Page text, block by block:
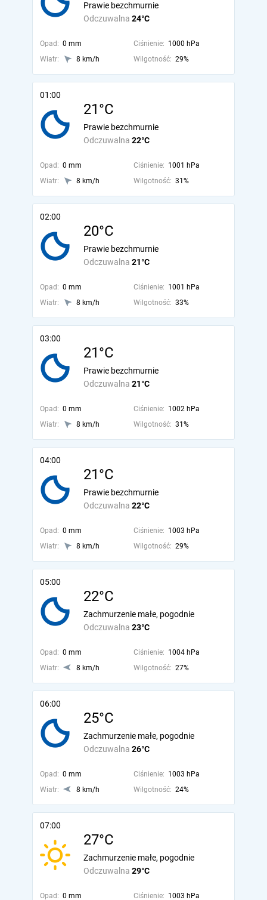
Odczuwalna 24°C
Prawie bezchmurnie
Opad: 0 mm Ciśnienie: 1000 hPa
Wiatr:
8 km/h Wilgotność: 29%
01:00
21°C
Odczuwalna 22°C
Prawie bezchmurnie
Opad: 0 mm Ciśnienie: 1001 hPa
Wiatr:
8 km/h Wilgotność: 31%
02:00
20°C
Odczuwalna 21°C
Prawie bezchmurnie
Opad: 0 mm Ciśnienie: 1001 hPa
Wiatr:
8 km/h Wilgotność: 33%
03:00
21°C
Odczuwalna 21°C
Prawie bezchmurnie
Opad: 0 mm Ciśnienie: 1002 hPa
Wiatr:
8 km/h Wilgotność: 31%
04:00
21°C
Odczuwalna 22°C
Prawie bezchmurnie
Opad: 0 mm Ciśnienie: 1003 hPa
Wiatr:
8 km/h Wilgotność: 29%
05:00
22°C
Odczuwalna 23°C
Zachmurzenie małe, pogodnie
Opad: 0 mm Ciśnienie: 1004 hPa
Wiatr:
8 km/h Wilgotność: 27%
06:00
25°C
Odczuwalna 26°C
Zachmurzenie małe, pogodnie
Opad: 0 mm Ciśnienie: 1003 hPa
Wiatr:
8 km/h Wilgotność: 24%
07:00
27°C
Odczuwalna 29°C
Zachmurzenie małe, pogodnie
Opad: 0 mm Ciśnienie: 1003 hPa